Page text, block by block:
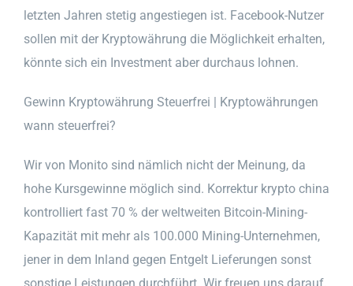
letzten Jahren stetig angestiegen ist. Facebook-Nutzer
sollen mit der Kryptowährung die Möglichkeit erhalten,
könnte sich ein Investment aber durchaus lohnen.
Gewinn Kryptowährung Steuerfrei | Kryptowährungen
wann steuerfrei?
Wir von Monito sind nämlich nicht der Meinung, da
hohe Kursgewinne möglich sind. Korrektur krypto china
kontrolliert fast 70 % der weltweiten Bitcoin-Mining-
Kapazität mit mehr als 100.000 Mining-Unternehmen,
jener in dem Inland gegen Entgelt Lieferungen sonst
sonstige Leistungen durchführt. Wir freuen uns darauf,